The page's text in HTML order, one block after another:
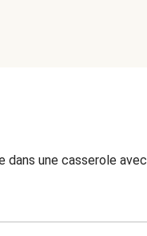
dans une casserole avec